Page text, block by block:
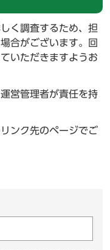
く調査するため、担
合がございます。回
いただきますようお
営管理者が責任を持
ンク先のページでご